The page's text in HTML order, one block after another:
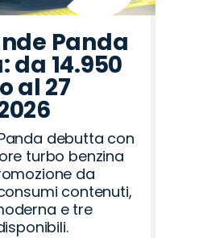
Panda
da 14.950
al 27
debutta con
turbo benzina
da
contenuti,
e tre